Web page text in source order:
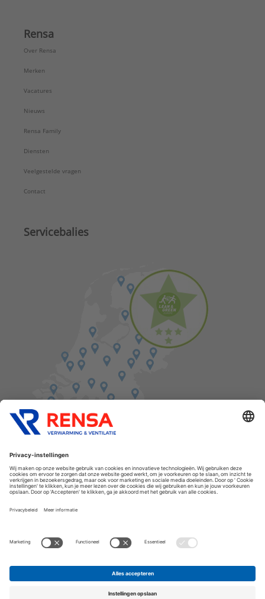
Rensa
Over Rensa
Merken
Vacatures
Nieuws
Rensa Family
Diensten
Veelgestelde vragen
Contact
Servicebalies
Cookies
Privacyverklaring
Disclaimer